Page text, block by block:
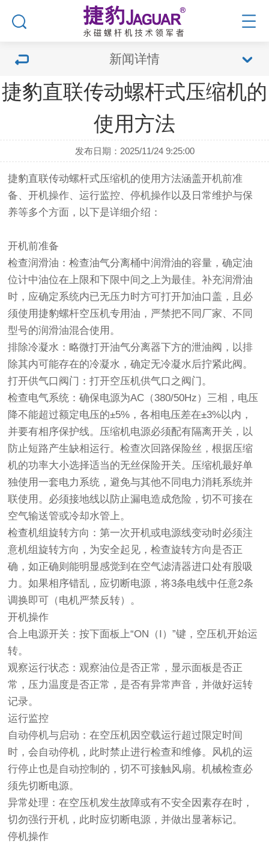
新闻详情
捷豹直联传动螺杆式压缩机的
使用方法
发布日期：2025/11/24 9:25:00
捷豹直联传动螺杆式压缩机的使用方法涵盖开机前准
备、开机操作、运行监控、停机操作以及日常维护与保
养等多个方面，以下是详细介绍：
开机前准备
检查润滑油：检查油气分离桶中润滑油的容量，确定油
位计中油位在上限和下限中间之上为最佳。补充润滑油
时，应确定系统内已无压力时方可打开加油口盖，且必
须使用捷豹螺杆空压机专用油，严禁把不同厂家、不同
型号的润滑油混合使用。
排除冷凝水：略微打开油气分离器下方的泄油阀，以排
除其内可能存在的冷凝水，确定无冷凝水后拧紧此阀。
打开供气口阀门：打开空压机供气口之阀门。
检查电气系统：确保电源为AC（380/50Hz）三相，电压
降不能超过额定电压的±5%，各相电压差在±3%以内，
并要有相序保护线。压缩机电源必须配有隔离开关，以
防止短路产生缺相运行。检查次回路保险丝，根据压缩
机的功率大小选择适当的无丝保险开关。压缩机最好单
独使用一套电力系统，避免与其他不同电力消耗系统并
联使用。必须接地线以防止漏电造成危险，切不可接在
空气输送管或冷却水管上。
检查机组旋转方向：第一次开机或电源线变动时必须注
意机组旋转方向，为安全起见，检查旋转方向是否正
确，如正确则能明显感觉到在空气滤清器进口处有股吸
力。如果相序错乱，应切断电源，将3条电线中任意2条
调换即可（电机严禁反转）。
开机操作
合上电源开关：按下面板上“ON（I）”键，空压机开始运
转。
观察运行状态：观察油位是否正常，显示面板是否正
常，压力温度是否正常，是否有异常声音，并做好运转
记录。
运行监控
自动停机与启动：在空压机因空载运行超过限定时间
时，会自动停机，此时禁止进行检查和维修。风机的运
行停止也是自动控制的，切不可接触风扇。机械检查必
须先切断电源。
异常处理：在空压机发生故障或有不安全因素存在时，
切勿强行开机，此时应切断电源，并做出显著标记。
停机操作